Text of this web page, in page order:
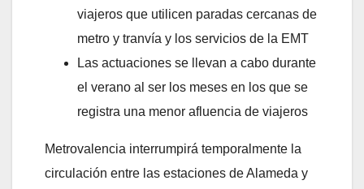
viajeros que utilicen paradas cercanas de
metro y tranvía y los servicios de la EMT
Las actuaciones se llevan a cabo durante
el verano al ser los meses en los que se
registra una menor afluencia de viajeros
Metrovalencia interrumpirá temporalmente la
circulación entre las estaciones de Alameda y